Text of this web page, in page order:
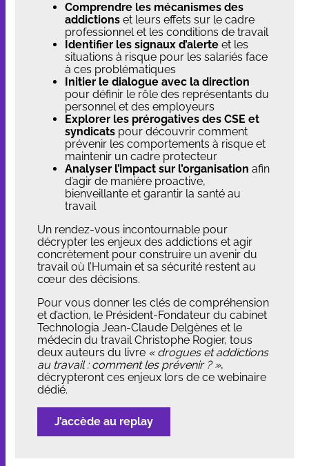
Comprendre les mécanismes des
addictions et leurs effets sur le cadre
professionnel et les conditions de travail
Identifier les signaux d’alerte et les
situations à risque pour les salariés face
à ces problématiques
Initier le dialogue avec la direction
pour définir le rôle des représentants du
personnel et des employeurs
Explorer les prérogatives des CSE et
syndicats pour découvrir comment
prévenir les comportements à risque et
maintenir un cadre protecteur
Analyser l’impact sur l’organisation afin
d’agir de manière proactive,
bienveillante et garantir la santé au
travail
Un rendez-vous incontournable pour
décrypter les enjeux des addictions et agir
concrètement pour construire un avenir du
travail où l’Humain et sa sécurité restent au
cœur des décisions.
Pour vous donner les clés de compréhension
et d’action, le Président-Fondateur du cabinet
TechnologiaJean-Claude Delgènes et le
médecin du travail Christophe Rogier, tous
deux auteurs du livre « drogues et addictions
au travail : comment les prévenir ? »,
décrypteront ces enjeux lors de ce webinaire
dédié.
J’accède au replay